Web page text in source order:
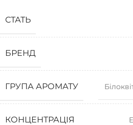
СТАТЬ
БРЕНД
ГРУПА АРОМАТУ
КОНЦЕНТРАЦІЯ